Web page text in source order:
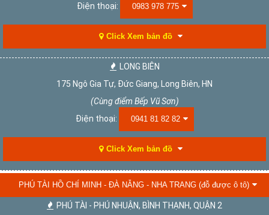
Điện thoại:
0983 978 775
Click Xem bản đồ
LONG BIÊN
175 Ngô Gia Tự, Đức Giang, Long Biên, HN
(Cùng điểm Bếp Vũ Sơn)
Điện thoại:
0941 81 82 82
Click Xem bản đồ
PHÚ TÀI HỒ CHÍ MINH - ĐÀ NẴNG - NHA TRANG (đỗ được ô tô)
PHÚ TÀI - PHÚ NHUẬN, BÌNH THẠNH, QUẬN 2